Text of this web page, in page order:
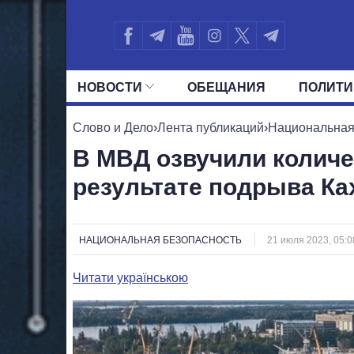
НОВОСТИ ОБЕЩАНИЯ
ВСЕ ПОЛИТИКИ ПРЕЗИДЕНТ И
Слово и Дело›Лента публикаций›
В МВД озвучили
результате подрыва
НАЦИОНАЛЬНАЯ БЕЗОПАСНОСТЬ 21 июля 2023,
Читати українською